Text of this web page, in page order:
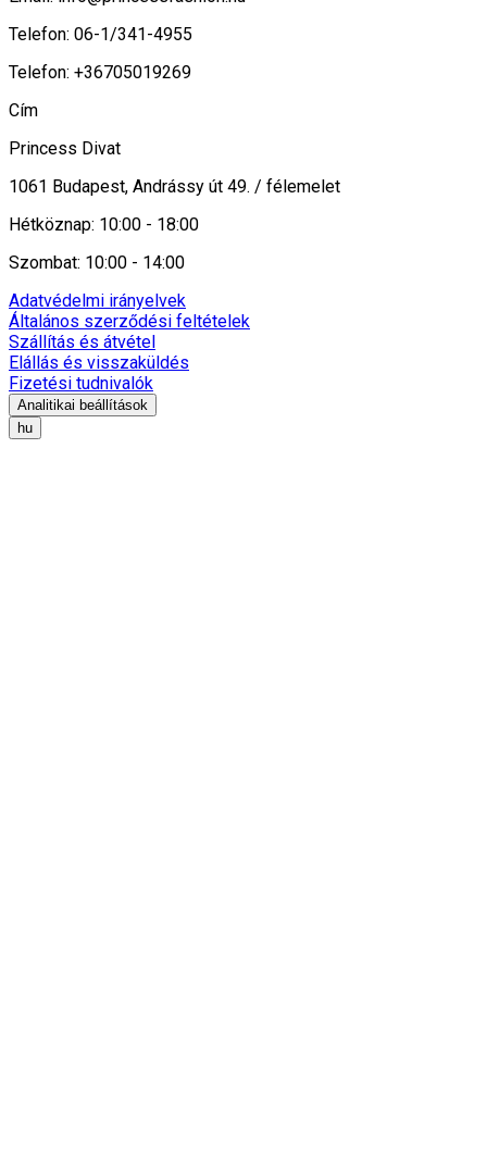
Telefon: 06-1/341-4955
Telefon: +36705019269
Cím
Princess Divat
1061 Budapest, Andrássy út 49. / félemelet
Hétköznap: 10:00 - 18:00
Szombat: 10:00 - 14:00
Adatvédelmi irányelvek
Általános szerződési feltételek
Szállítás és átvétel
Elállás és visszaküldés
Fizetési tudnivalók
Analitikai beállítások
hu